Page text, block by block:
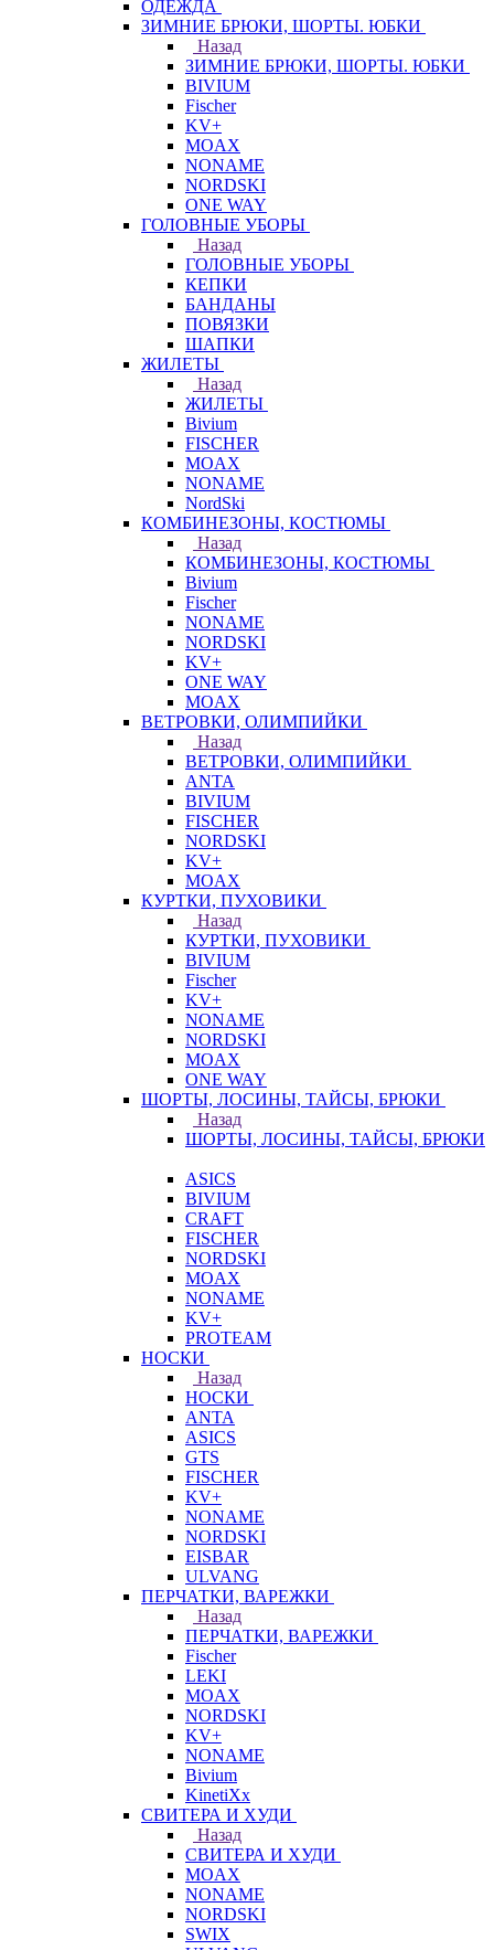
ОДЕЖДА
ЗИМНИЕ БРЮКИ, ШОРТЫ. ЮБКИ
Назад
ЗИМНИЕ БРЮКИ, ШОРТЫ. ЮБКИ
BIVIUM
Fischer
KV+
MOAX
NONAME
NORDSKI
ONE WAY
ГОЛОВНЫЕ УБОРЫ
Назад
ГОЛОВНЫЕ УБОРЫ
КЕПКИ
БАНДАНЫ
ПОВЯЗКИ
ШАПКИ
ЖИЛЕТЫ
Назад
ЖИЛЕТЫ
Bivium
FISCHER
MOAX
NONAME
NordSki
КОМБИНЕЗОНЫ, КОСТЮМЫ
Назад
КОМБИНЕЗОНЫ, КОСТЮМЫ
Bivium
Fischer
NONAME
NORDSKI
KV+
ONE WAY
MOAX
ВЕТРОВКИ, ОЛИМПИЙКИ
Назад
ВЕТРОВКИ, ОЛИМПИЙКИ
ANTA
BIVIUM
FISCHER
NORDSKI
KV+
MOAX
КУРТКИ, ПУХОВИКИ
Назад
КУРТКИ, ПУХОВИКИ
BIVIUM
Fischer
KV+
NONAME
NORDSKI
MOAX
ONE WAY
ШОРТЫ, ЛОСИНЫ, ТАЙСЫ, БРЮКИ
Назад
ШОРТЫ, ЛОСИНЫ, ТАЙСЫ, БРЮКИ
ASICS
BIVIUM
CRAFT
FISCHER
NORDSKI
MOAX
NONAME
KV+
PROTEAM
НОСКИ
Назад
НОСКИ
ANTA
ASICS
GTS
FISCHER
KV+
NONAME
NORDSKI
EISBAR
ULVANG
ПЕРЧАТКИ, ВАРЕЖКИ
Назад
ПЕРЧАТКИ, ВАРЕЖКИ
Fischer
LEKI
MOAX
NORDSKI
KV+
NONAME
Bivium
KinetiXx
СВИТЕРА И ХУДИ
Назад
СВИТЕРА И ХУДИ
MOAX
NONAME
NORDSKI
SWIX